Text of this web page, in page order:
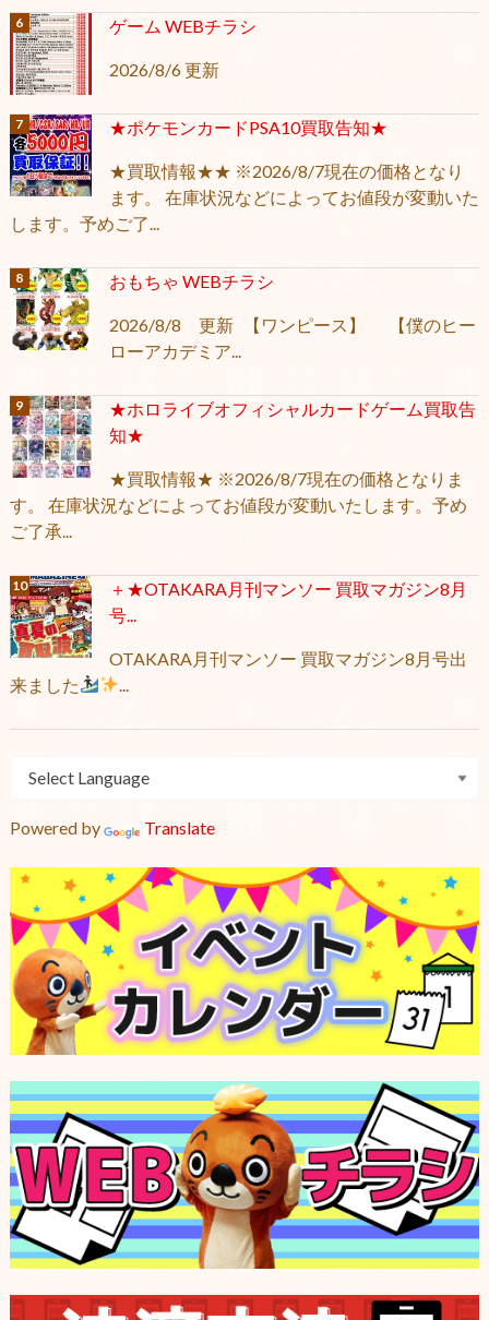
ゲーム WEBチラシ
2026/8/6 更新
★ポケモンカードPSA10買取告知★
★買取情報★★ ※2026/8/7現在の価格となり
ます。 在庫状況などによってお値段が変動いた
します。予めご了...
おもちゃ WEBチラシ
2026/8/8 更新 【ワンピース】 【僕のヒー
ローアカデミア...
★ホロライブオフィシャルカードゲーム買取告
知★
★買取情報★ ※2026/8/7現在の価格となりま
す。 在庫状況などによってお値段が変動いたします。予め
ご了承...
＋★OTAKARA月刊マンソー 買取マガジン8月
号...
OTAKARA月刊マンソー 買取マガジン8月号出
来ました
...
Powered by Translate